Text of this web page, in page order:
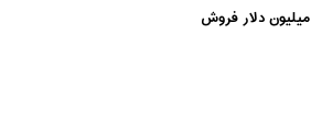
بازی شارلیز ترون است که برای تحقیق از مرگ مشکوک یکی از همکارانش به برلین فرستاده می شود. با توجه به اینکه این فیلم تنها در هفته ابتدایی اکران خود ۱۸٫۳ میلیون دلار فروش